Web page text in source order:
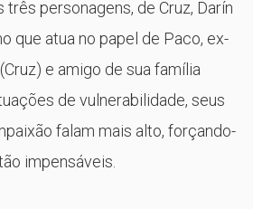
personagens, de Cruz, Darín
que atua no papel de Paco, ex-
e amigo de sua família
de vulnerabilidade, seus
falam mais alto, forçando-
impensáveis.